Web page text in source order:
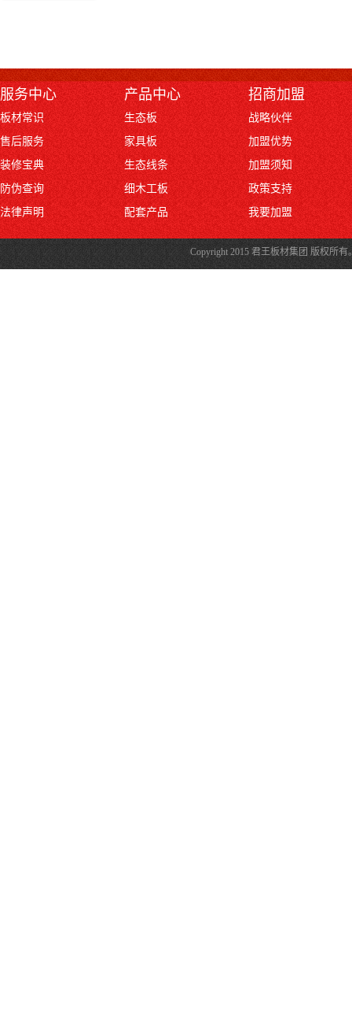
服务中心
板材常识
售后服务
装修宝典
防伪查询
法律声明
产品中心
生态板
家具板
生态线条
细木工板
配套产品
招商加盟
战略伙伴
加盟优势
加盟须知
政策支持
我要加盟
Copyright 2015 君王板材集团 版权所